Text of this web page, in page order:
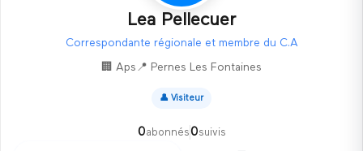
Lea Pellecuer
Correspondante régionale et membre du C.A
🏢 Aps 📍 Pernes Les Fontaines
👤 Visiteur
0abonnés0suivis